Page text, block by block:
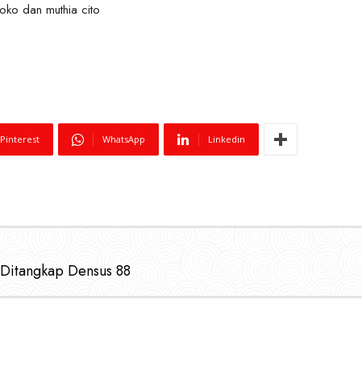
dan muthia cito
Pinterest WhatsApp Linkedin
Densus 88